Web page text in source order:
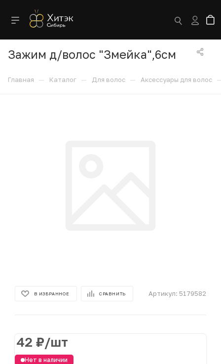
Зажим д/волос "Змейка",6см
Главная — Каталог — Для волос — Аксессуары для волос
В ИЗБРАННОЕ СРАВНИТЬ Артикул: 5179582
42 ₽/шт
Нет в наличии